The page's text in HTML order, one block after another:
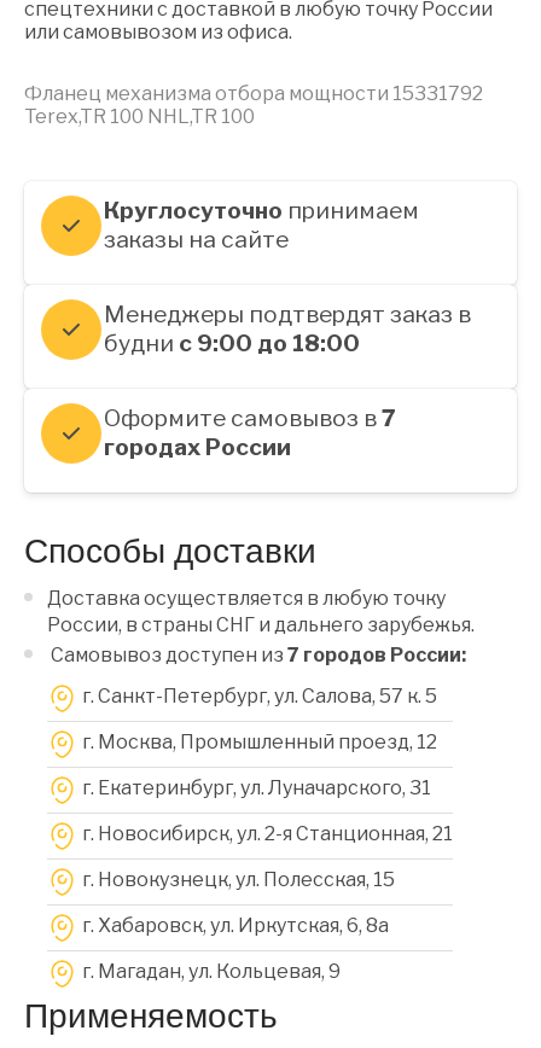
спецтехники с доставкой в любую точку России
или самовывозом из офиса.
Фланец механизма отбора мощности 15331792
Terex,TR 100 NHL,TR 100
Круглосуточно принимаем
заказы на сайте
Менеджеры подтвердят заказ в
будни с 9:00 до 18:00
Оформите самовывоз в7
городах России
Способы доставки
Доставка осуществляется в любую точку
России, в страны СНГ и дальнего зарубежья.
Самовывоз доступен из 7 городов России:
г. Санкт-Петербург, ул. Салова, 57 к. 5
г. Москва, Промышленный проезд, 12
г. Екатеринбург, ул. Луначарского, 31
г. Новосибирск, ул. 2-я Станционная, 21
г. Новокузнецк, ул. Полесская, 15
г. Хабаровск, ул. Иркутская, 6, 8a
г. Магадан, ул. Кольцевая, 9
Применяемость